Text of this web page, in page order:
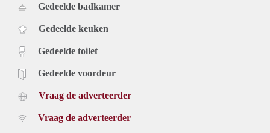
Gedeelde badkamer
Gedeelde keuken
Gedeelde toilet
Gedeelde voordeur
Vraag de adverteerder
Vraag de adverteerder